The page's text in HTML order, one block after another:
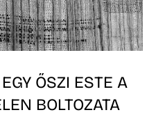
ŐSZI ESTE A
BOLTOZATA